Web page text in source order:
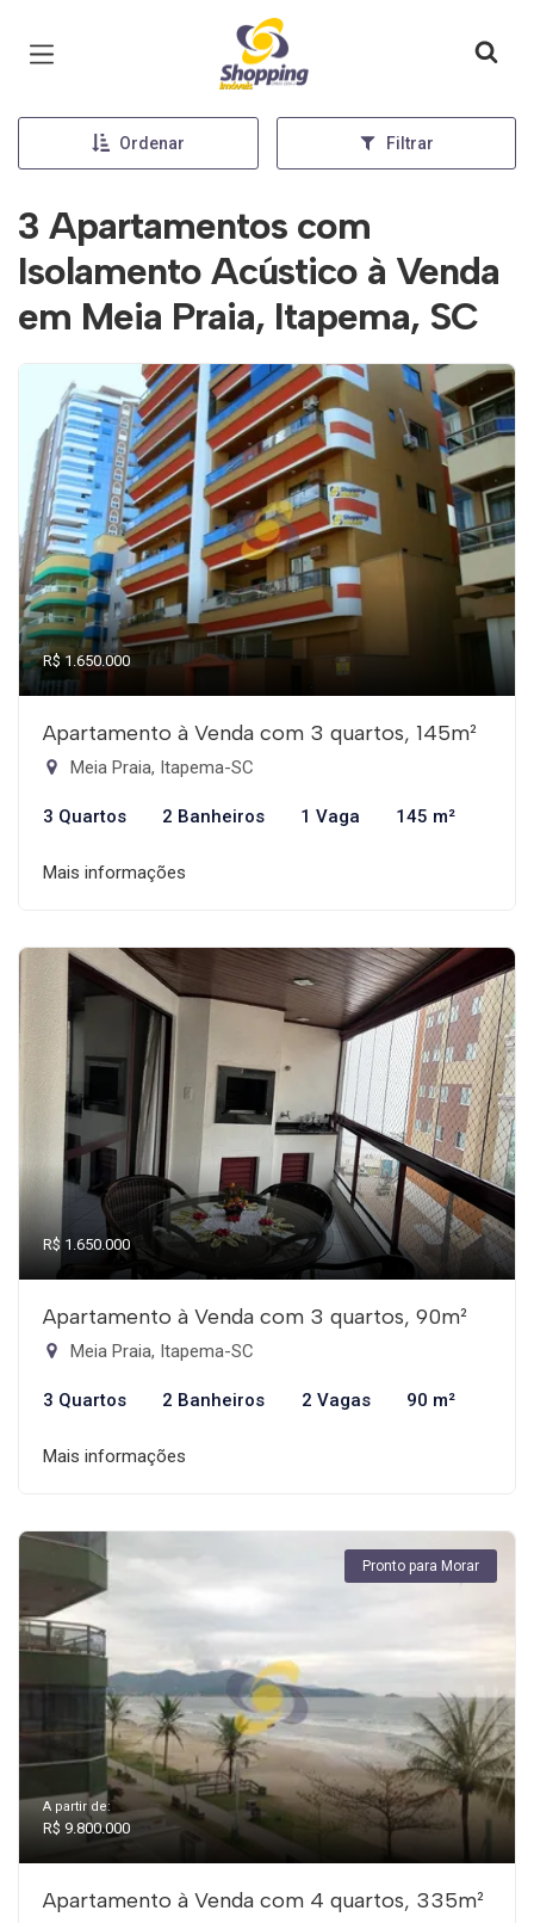
Página inicial
Ordenar Filtrar
3 Apartamentos com
Isolamento Acústico à Venda
em Meia Praia, Itapema, SC
R$ 1.650.000
Apartamento à Venda com 3 quartos, 145m²
Meia Praia, Itapema-SC
3 Quartos 2 Banheiros 1 Vaga 145 m²
Mais informações
R$ 1.650.000
Apartamento à Venda com 3 quartos, 90m²
Meia Praia, Itapema-SC
3 Quartos 2 Banheiros 2 Vagas 90 m²
Mais informações
Pronto para Morar
A partir de:
R$ 9.800.000
Apartamento à Venda com 4 quartos, 335m²